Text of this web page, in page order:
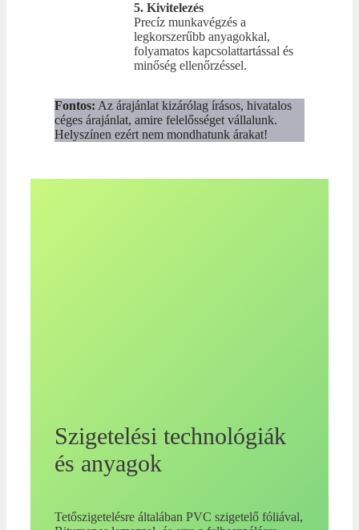
5. Kivitelezés
Precíz munkavégzés a
legkorszerűbb anyagokkal,
folyamatos kapcsolattartással és
minőség ellenőrzéssel.
Fontos: Az árajánlat kizárólag írásos, hivatalos
céges árajánlat, amire felelősséget vállalunk.
Helyszínen ezért nem mondhatunk árakat!
Szigetelési technológiák
és anyagok
Tetőszigetelésre általában PVC szigetelő fóliával,